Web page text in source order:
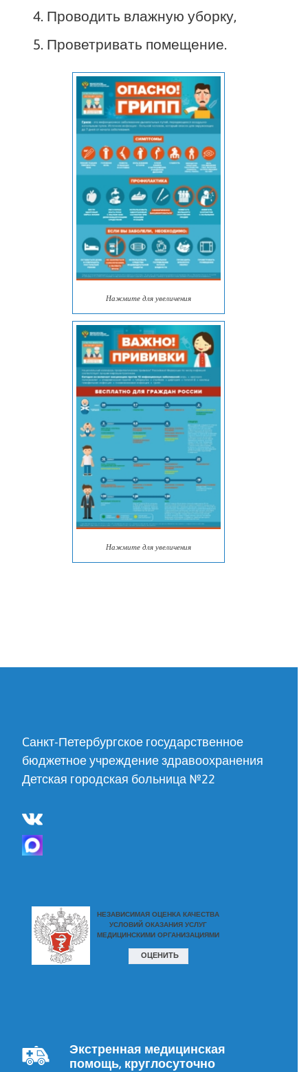
Проводить влажную уборку,
Проветривать помещение.
Нажмите для увеличения
Нажмите для увеличения
Cанкт-Петербургское государственное
бюджетное учреждение здравоохранения
Детская городская больница №22
Экстренная медицинская
помощь, круглосуточно